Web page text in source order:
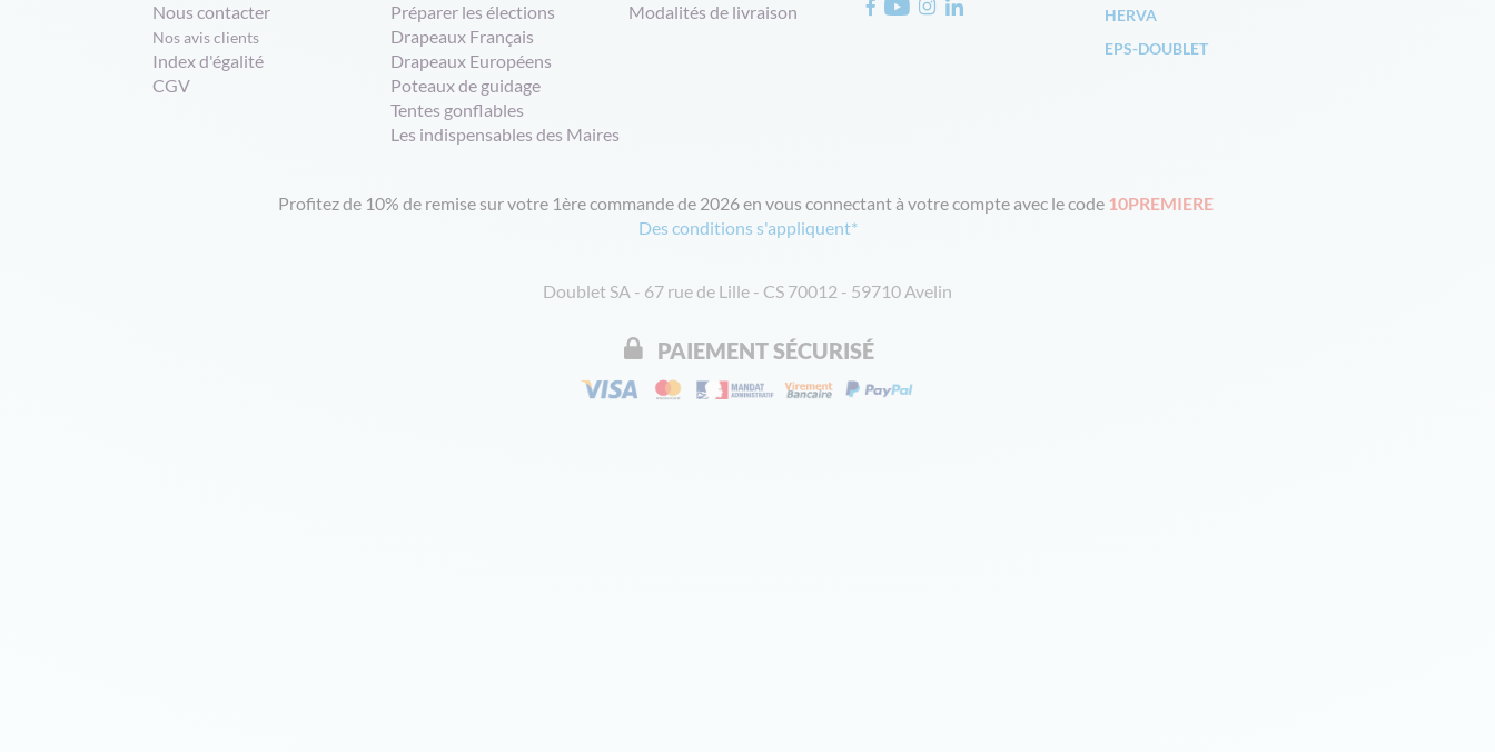
Nous contacter
Nos avis clients
Index d'égalité
CGV
Préparer les élections
Drapeaux Français
Drapeaux Européens
Poteaux de guidage
Tentes gonflables
Les indispensables des Maires
Modalités de livraison
HERVA
EPS-DOUBLET
Profitez de 10% de remise sur votre 1ère commande de 2026 en vous connectant à votre compte avec le code 10PREMIERE
Des conditions s'appliquent*
Doublet SA - 67 rue de Lille - CS 70012 - 59710 Avelin
PAIEMENT SÉCURISÉ